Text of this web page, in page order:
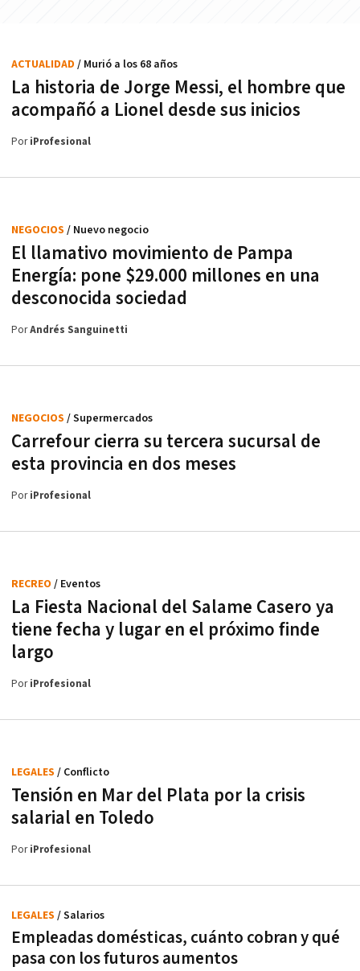
La historia de Jorge Messi, el hombre que
acompañó a Lionel desde sus inicios
ACTUALIDAD / Murió a los 68 años
PoriProfesional
El llamativo movimiento de Pampa
Energía: pone $29.000 millones en una
desconocida sociedad
NEGOCIOS / Nuevo negocio
PorAndrés Sanguinetti
Carrefour cierra su tercera sucursal de
esta provincia en dos meses
NEGOCIOS / Supermercados
PoriProfesional
La Fiesta Nacional del Salame Casero ya
tiene fecha y lugar en el próximo finde
largo
RECREO / Eventos
PoriProfesional
Tensión en Mar del Plata por la crisis
salarial en Toledo
LEGALES / Conflicto
PoriProfesional
Empleadas domésticas, cuánto cobran y qué
pasa con los futuros aumentos
LEGALES / Salarios